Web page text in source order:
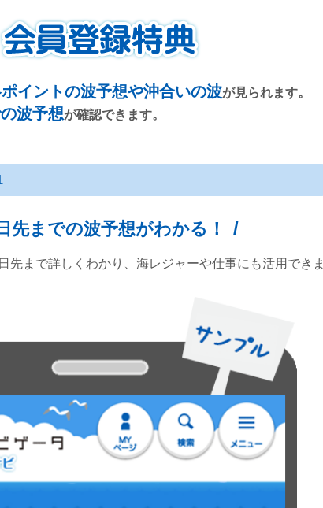
イントの波予想や沖合いの波が見られます。
波予想が確認できます。
先までの波予想がわかる！
先まで詳しくわかり、海レジャーや仕事にも活用できま